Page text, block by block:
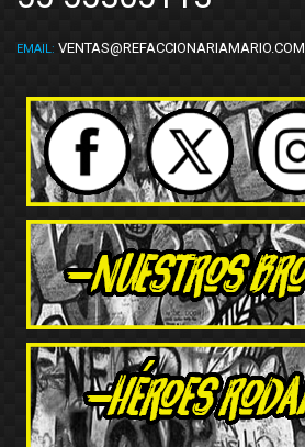
EMAIL: VENTAS@REFACCIONARIAMARIO.COM